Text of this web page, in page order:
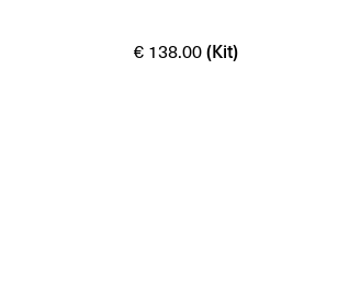
€ 138.00 (Kit)